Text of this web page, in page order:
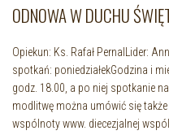
ODNOWA W DUCHU
Opiekun: Ks. Rafał PernalLider:
spotkań: poniedziałekGodzina i
godz. 18.00, a po niej spotkanie
modlitwę można umówić się
wspólnoty www. diecezjalnej